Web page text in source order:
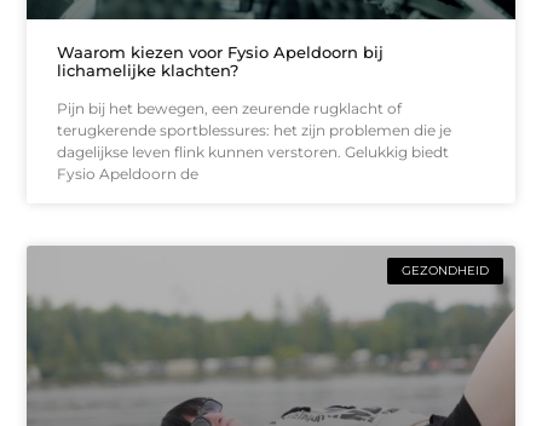
Waarom kiezen voor Fysio Apeldoorn bij
lichamelijke klachten?
Pijn bij het bewegen, een zeurende rugklacht of
terugkerende sportblessures: het zijn problemen die je
dagelijkse leven flink kunnen verstoren. Gelukkig biedt
Fysio Apeldoorn de
GEZONDHEID